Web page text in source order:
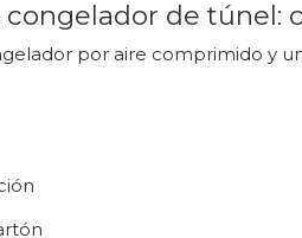
de túnel:
por aire comprimido y